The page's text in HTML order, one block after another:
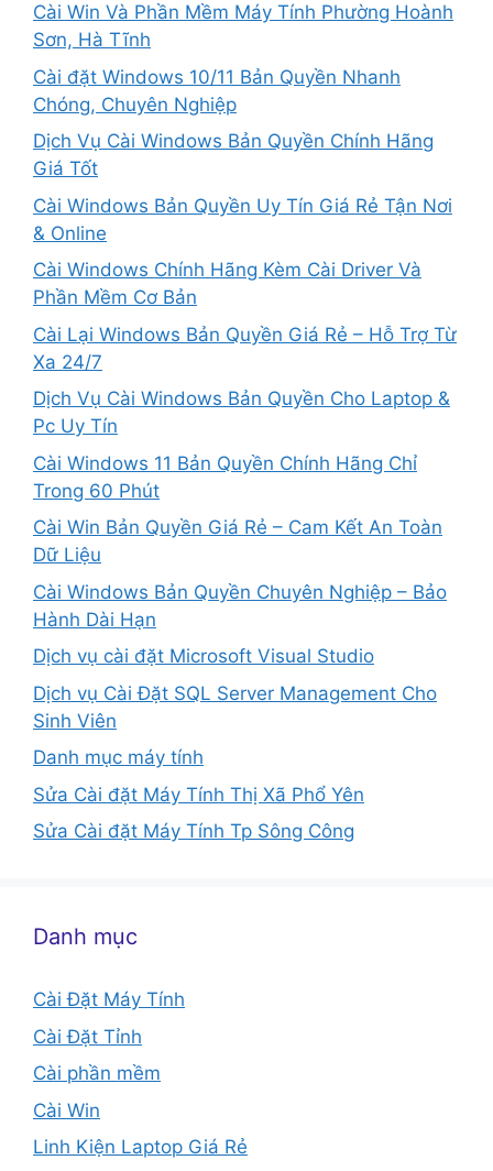
Cài Win Và Phần Mềm Máy Tính Phường Hoành
Sơn, Hà Tĩnh
Cài đặt Windows 10/11 Bản Quyền Nhanh
Chóng, Chuyên Nghiệp
Dịch Vụ Cài Windows Bản Quyền Chính Hãng
Giá Tốt
Cài Windows Bản Quyền Uy Tín Giá Rẻ Tận Nơi
& Online
Cài Windows Chính Hãng Kèm Cài Driver Và
Phần Mềm Cơ Bản
Cài Lại Windows Bản Quyền Giá Rẻ – Hỗ Trợ Từ
Xa 24/7
Dịch Vụ Cài Windows Bản Quyền Cho Laptop &
Pc Uy Tín
Cài Windows 11 Bản Quyền Chính Hãng Chỉ
Trong 60 Phút
Cài Win Bản Quyền Giá Rẻ – Cam Kết An Toàn
Dữ Liệu
Cài Windows Bản Quyền Chuyên Nghiệp – Bảo
Hành Dài Hạn
Dịch vụ cài đặt Microsoft Visual Studio
Dịch vụ Cài Đặt SQL Server Management Cho
Sinh Viên
Danh mục máy tính
Sửa Cài đặt Máy Tính Thị Xã Phổ Yên
Sửa Cài đặt Máy Tính Tp Sông Công
Danh mục
Cài Đặt Máy Tính
Cài Đặt Tỉnh
Cài phần mềm
Cài Win
Linh Kiện Laptop Giá Rẻ